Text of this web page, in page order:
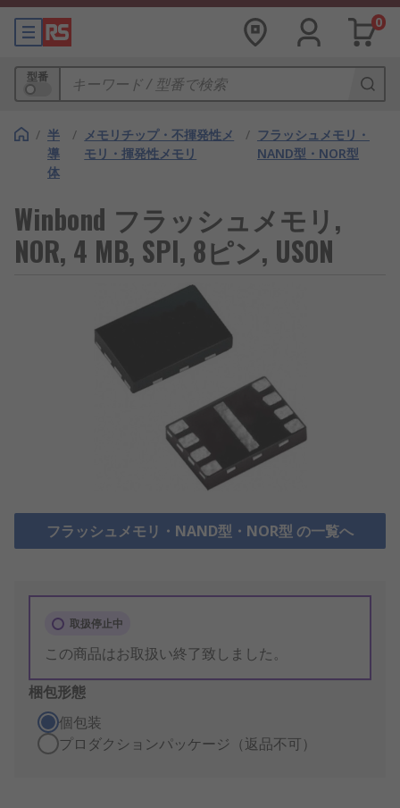
0
型番
/ 半
導
体
/ メモリチップ・不揮発性メ
モリ・揮発性メモリ
/ フラッシュメモリ・
NAND型・NOR型
Winbond フラッシュメモリ,
NOR, 4 MB, SPI, 8ピン, USON
フラッシュメモリ・NAND型・NOR型 の一覧へ
取扱停止中
この商品はお取扱い終了致しました。
梱包形態
個包装
プロダクションパッケージ（返品不可）